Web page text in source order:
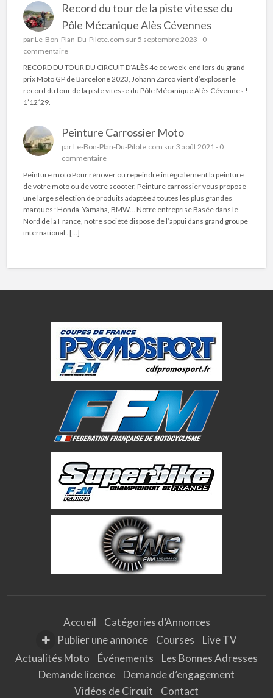
Record du tour de la piste vitesse du
Pôle Mécanique Alès Cévennes
par Le-Bon-Plan-Du-Pilote.com sur 5 septembre 2023 - 0
commentaire
RECORD DU TOUR DU CIRCUIT D’ALÈS 4e ce week-end lors du grand
prix Moto GP de Barcelone 2023, Johann Zarco vient d’exploser le
record du tour de la piste vitesse du Pôle Mécanique Alès Cévennes !
1’12´29.
Peinture Carrossier Moto
par Le-Bon-Plan-Du-Pilote.com sur 3 août 2021 - 0
commentaire
Peinture moto Pour rénover ou repeindre intégralement la peinture
de votre moto ou de votre scooter, Peinture carrossier vous propose
une large sélection de produits adaptée à toutes les plus grandes
marques : Honda, Yamaha, BMW… Notre entreprise Basée dans le
Nord de la France, notre société dispose de l’appui dans grand groupe
international . […]
Accueil
Catégories d’Annonces
Publier une annonce
Courses
Live TV
Actualités Moto
Événements
Les Bonnes Adresses
Demande licence
Demande d’engagement
Vidéos de Circuit
Contact